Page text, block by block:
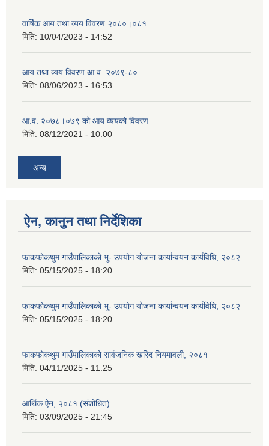
वार्षिक आय तथा व्यय विवरण २०८०।०८१
मिति: 10/04/2023 - 14:52
आय तथा व्यय विवरण आ.व. २०७९-८०
मिति: 08/06/2023 - 16:53
आ.व. २०७८।०७९ को आय व्ययको विवरण
मिति: 08/12/2021 - 10:00
अन्य
ऐन, कानुन तथा निर्देशिका
फाकफोकथुम गाउँपालिकाको भू- उपयोग योजना कार्यान्वयन कार्यविधि, २०८२
मिति: 05/15/2025 - 18:20
फाकफोकथुम गाउँपालिकाको भू- उपयोग योजना कार्यान्वयन कार्यविधि, २०८२
मिति: 05/15/2025 - 18:20
फाकफोकथुम गाउँपालिकाको सार्वजनिक खरिद नियमावली, २०८१
मिति: 04/11/2025 - 11:25
आर्थिक ऐन, २०८१ (संशोधित)
मिति: 03/09/2025 - 21:45